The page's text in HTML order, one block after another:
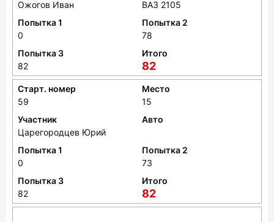
Ожогов Иван
ВАЗ 2105
Попытка 1
0
Попытка 2
78
Попытка 3
82
Итого
82
Старт. номер
59
Место
15
Участник
Царегородцев Юрий
Авто
Попытка 1
0
Попытка 2
73
Попытка 3
82
Итого
82